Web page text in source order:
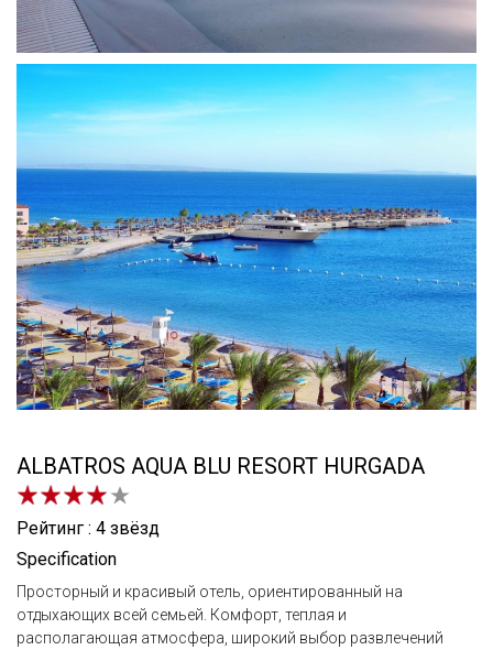
ALBATROS AQUA BLU RESORT HURGADA
Рейтинг : 4 звёзд
Specification
Просторный и красивый отель, ориентированный на
отдыхающих всей семьей. Комфорт, теплая и
располагающая атмосфера, широкий выбор развлечений